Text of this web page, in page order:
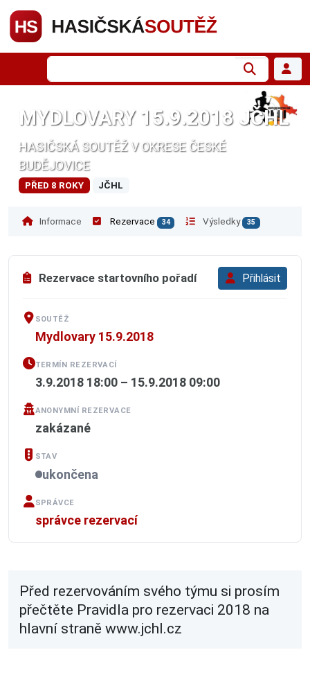
MYDLOVARY 15.9.2018 JČHL
HASIČSKÁ SOUTĚŽ V OKRESE ČESKÉ
BUDĚJOVICE
PŘED 8 ROKY JČHL
Informace Rezervace 34 Výsledky 35
Rezervace startovního pořadí Přihlásit
SOUTĚŽ
Mydlovary 15.9.2018
TERMÍN REZERVACÍ
3.9.2018 18:00 – 15.9.2018 09:00
ANONYMNÍ REZERVACE
zakázané
STAV
ukončena
SPRÁVCE
správce rezervací
Před rezervováním svého týmu si prosím
přečtěte Pravidla pro rezervaci 2018 na
hlavní straně www.jchl.cz